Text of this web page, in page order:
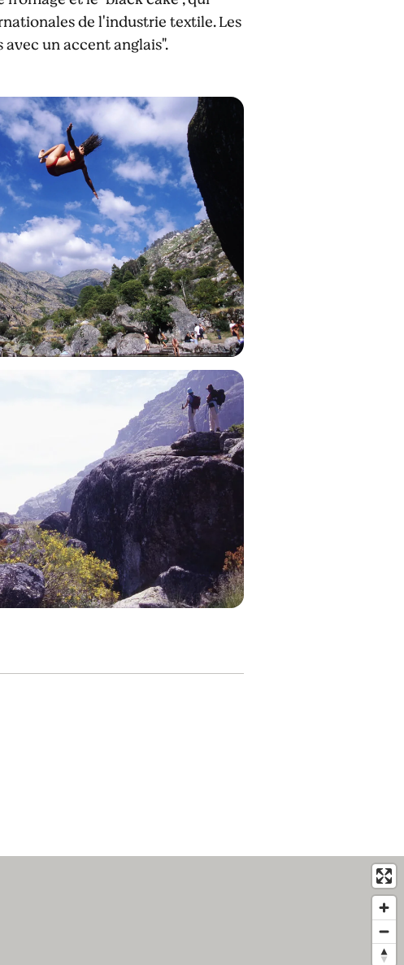
de l'industrie textile. Les
un accent anglais".